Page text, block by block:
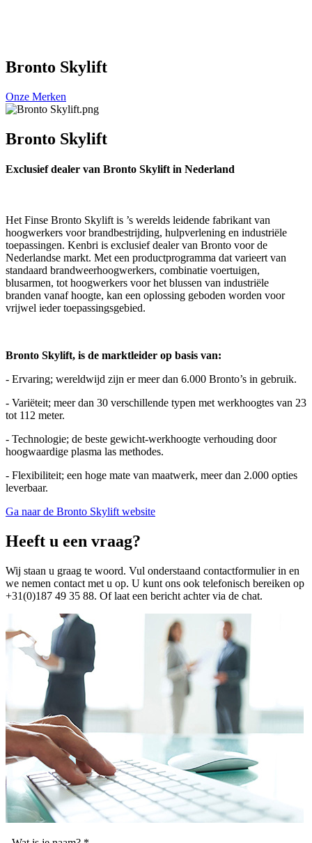
Bronto Skylift
Onze Merken
Bronto Skylift
Exclusief dealer van Bronto Skylift in Nederland
Het Finse Bronto Skylift is ’s werelds leidende fabrikant van
hoogwerkers voor brandbestrijding, hulpverlening en industriële
toepassingen. Kenbri is exclusief dealer van Bronto voor de
Nederlandse markt. Met een productprogramma dat varieert van
standaard brandweerhoogwerkers, combinatie voertuigen,
blusarmen, tot hoogwerkers voor het blussen van industriële
branden vanaf hoogte, kan een oplossing geboden worden voor
vrijwel ieder toepassingsgebied.
Bronto Skylift, is de marktleider op basis van:
- Ervaring; wereldwijd zijn er meer dan 6.000 Bronto’s in gebruik.
- Variëteit; meer dan 30 verschillende typen met werkhoogtes van 23
tot 112 meter.
- Technologie; de beste gewicht-werkhoogte verhouding door
hoogwaardige plasma las methodes.
- Flexibiliteit; een hoge mate van maatwerk, meer dan 2.000 opties
leverbaar.
Ga naar de Bronto Skylift website
Heeft u een vraag?
Wij staan u graag te woord. Vul onderstaand contactformulier in en
we nemen contact met u op. U kunt ons ook telefonisch bereiken op
+31(0)187 49 35 88. Of laat een bericht achter via de chat.